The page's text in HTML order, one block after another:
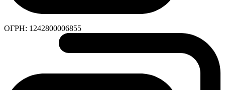
ОГРН: 1242800006855